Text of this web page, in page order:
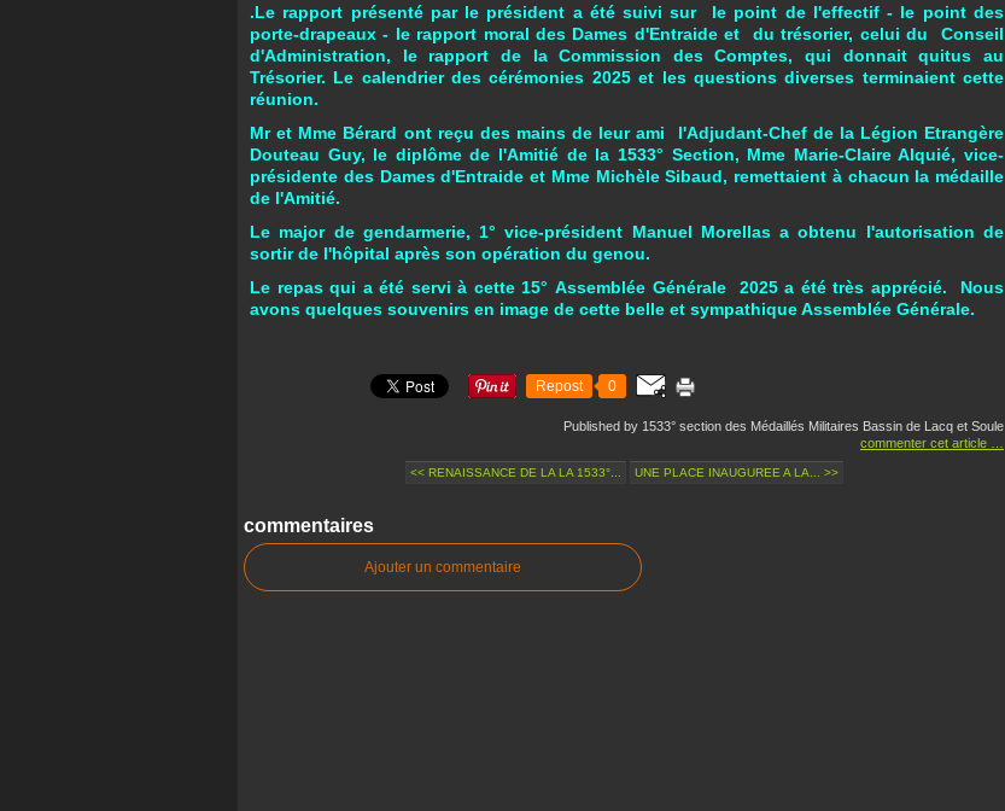
.Le rapport présenté par le président a été suivi sur le point de l'effectif - le point des
porte-drapeaux - le rapport moral des Dames d'Entraide et du trésorier, celui du Conseil
d'Administration, le rapport de la Commission des Comptes, qui donnait quitus au
Trésorier. Le calendrier des cérémonies 2025 et les questions diverses terminaient cette
réunion.
Mr et Mme Bérard ont reçu des mains de leur ami l'Adjudant-Chef de la Légion Etrangère
Douteau Guy, le diplôme de l'Amitié de la 1533° Section, Mme Marie-Claire Alquié, vice-
présidente des Dames d'Entraide et Mme Michèle Sibaud, remettaient à chacun la médaille
de l'Amitié.
Le major de gendarmerie, 1° vice-président Manuel Morellas a obtenu l'autorisation de
sortir de l'hôpital après son opération du genou.
Le repas qui a été servi à cette 15° Assemblée Générale 2025 a été très apprécié. Nous
avons quelques souvenirs en image de cette belle et sympathique Assemblée Générale.
Repost 0
Published by 1533° section des Médaillés Militaires Bassin de Lacq et Soule
commenter cet article
<< RENAISSANCE DE LA LA 1533°... UNE PLACE INAUGUREE A LA... >>
commentaires
Ajouter un commentaire